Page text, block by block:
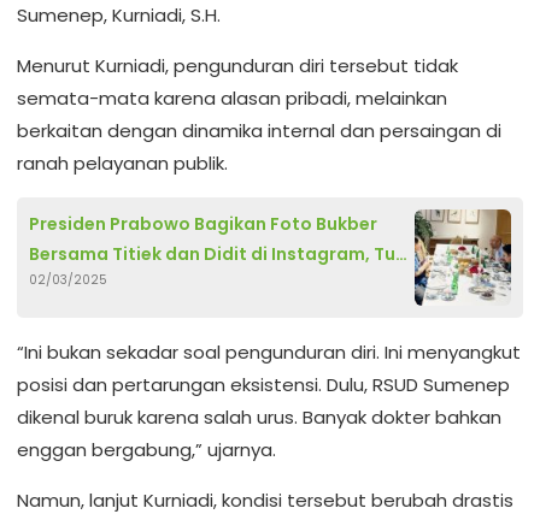
Sumenep, Kurniadi, S.H.
Menurut Kurniadi, pengunduran diri tersebut tidak
semata-mata karena alasan pribadi, melainkan
berkaitan dengan dinamika internal dan persaingan di
ranah pelayanan publik.
Presiden Prabowo Bagikan Foto Bukber
Bersama Titiek dan Didit di Instagram, Tuai
Pujian Netizen
02/03/2025
“Ini bukan sekadar soal pengunduran diri. Ini menyangkut
posisi dan pertarungan eksistensi. Dulu, RSUD Sumenep
dikenal buruk karena salah urus. Banyak dokter bahkan
enggan bergabung,” ujarnya.
Namun, lanjut Kurniadi, kondisi tersebut berubah drastis